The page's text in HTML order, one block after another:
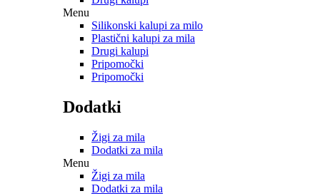
Menu
Silikonski kalupi za milo
Plastični kalupi za mila
Drugi kalupi
Pripomočki
Pripomočki
Dodatki
Žigi za mila
Dodatki za mila
Menu
Žigi za mila
Dodatki za mila